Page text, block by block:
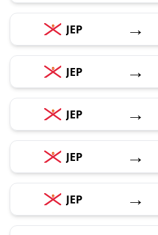
JEP →
JEP →
JEP →
JEP →
JEP →